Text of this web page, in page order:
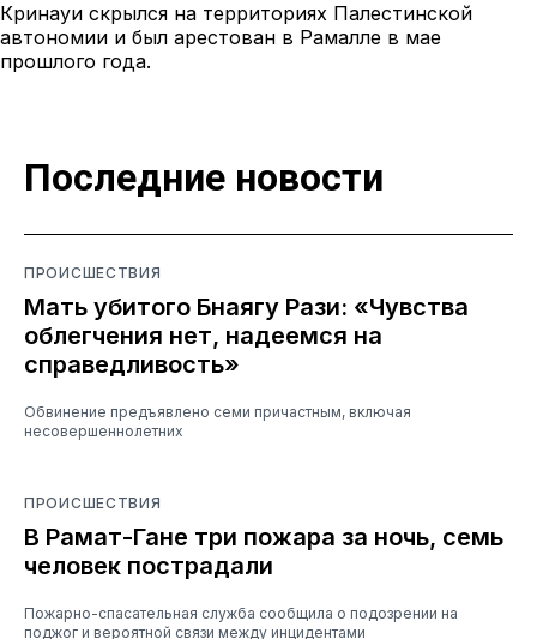
Кринауи скрылся на территориях Палестинской
автономии и был арестован в Рамалле в мае
прошлого года.
Последние новости
ПРОИСШЕСТВИЯ
Мать убитого Бнаягу Рази: «Чувства
облегчения нет, надеемся на
справедливость»
Обвинение предъявлено семи причастным, включая
несовершеннолетних
ПРОИСШЕСТВИЯ
В Рамат-Гане три пожара за ночь, семь
человек пострадали
Пожарно-спасательная служба сообщила о подозрении на
поджог и вероятной связи между инцидентами